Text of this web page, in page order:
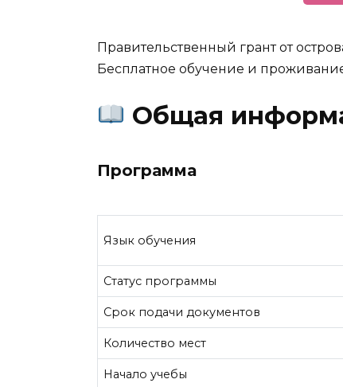
Правительственный грант от
Бесплатное обучение и
Общая
Программа
Язык обучения
Статус программы
Срок подачи документов
Количество мест
Начало учебы